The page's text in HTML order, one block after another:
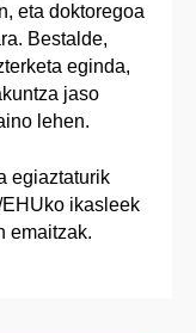
eta doktoregoa
Bestalde,
eginda,
jaso
lehen.
egiaztaturik
ikasleek
emaitzak.